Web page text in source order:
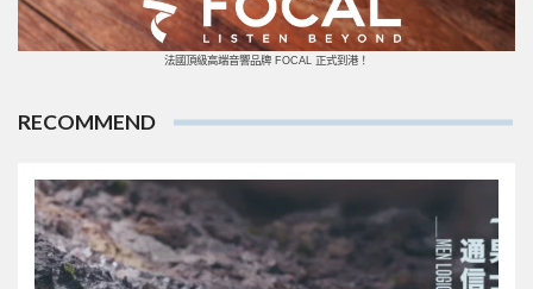
法國頂級高端音響品牌 FOCAL 正式到港！
RECOMMEND